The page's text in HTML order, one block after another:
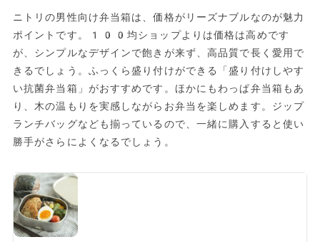
ニトリの男性向け弁当箱は、価格がリーズナブルなのが魅力
ポイントです。100均ショップよりは価格は高めです
が、シンプルなデザインで飽きが来ず、高品質で長く愛用で
きるでしょう。ふっくら盛り付けができる「盛り付けしやす
い抗菌弁当箱」がおすすめです。ほかにもわっぱ弁当箱もあ
り、木の温もりを実感しながらお弁当を楽しめます。ジップ
ランチバッグなども揃っているので、一緒に購入すると使い
勝手がさらによくなるでしょう。